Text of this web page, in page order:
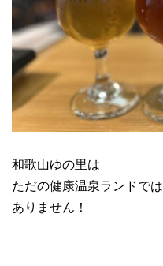
和歌山ゆの里は
ただの健康温泉ランドでは
ありません！